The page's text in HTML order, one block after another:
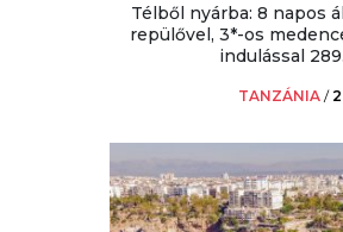
Télből nyárba: 8 napos
repülővel, 3*-os
indulással
TANZÁNIA /